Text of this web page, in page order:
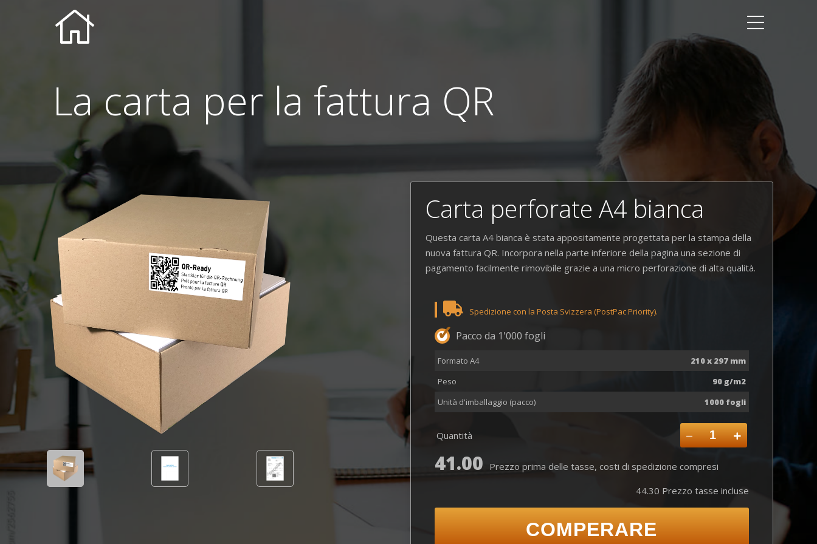
La carta per la fattura QR
La carta per la fattura QR
Ordinare
Condizioni di vendita
Carta perforate A4 bianca
Questa carta A4 bianca è stata appositamente progettata per la stampa della
nuova fattura QR. Incorpora nella parte inferiore della pagina una sezione di
pagamento facilmente rimovibile grazie a una micro perforazione di alta qualità.
Spedizione con la Posta Svizzera (PostPac Priority).
Pacco da 1'000 fogli
Formato A4
210 x 297 mm
Peso
90 g/m2
Unità d'imballaggio (pacco)
1000 fogli
Quantità
41.00 Prezzo prima delle tasse, costi di spedizione compresi
44.30 Prezzo tasse incluse